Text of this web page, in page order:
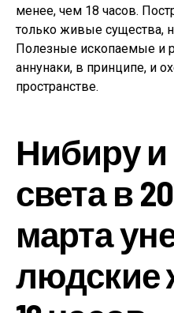
менее, чем 18 часов.
только живые существа,
Полезные ископаемые и
аннунаки, в принципе, и
пространстве.
Нибиру и
света в
марта
людские